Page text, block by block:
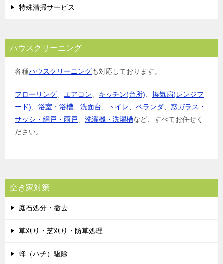
特殊清掃サービス
ハウスクリーニング
各種ハウスクリーニングも対応しております。
フローリング エアコン キッチン(台所)
換気扇(レンジフ
ード)
浴室・浴槽 洗面台 トイレ ベランダ
窓ガラス・
サッシ・網戸・雨戸
洗濯機・洗濯槽など、すべてお任せく
ださい。
空き家対策
庭石処分・撤去
草刈り・芝刈り・防草処理
蜂（ハチ）駆除